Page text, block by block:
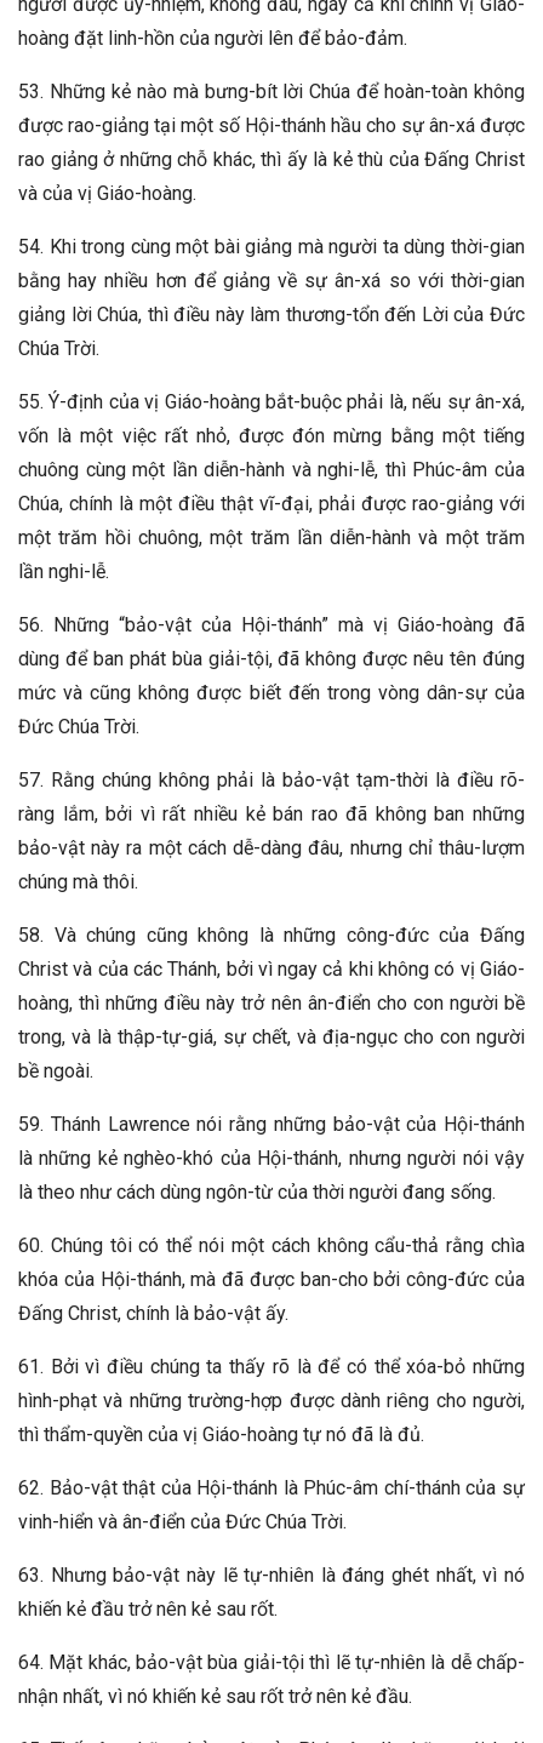
hoàng đặt linh-hồn của người lên để bảo-đảm.
53. Những kẻ nào mà bưng-bít lời Chúa để hoàn-toàn không
được rao-giảng tại một số Hội-thánh hầu cho sự ân-xá được
rao giảng ở những chỗ khác, thì ấy là kẻ thù của Đấng Christ
và của vị Giáo-hoàng.
54. Khi trong cùng một bài giảng mà người ta dùng thời-gian
bằng hay nhiều hơn để giảng về sự ân-xá so với thời-gian
giảng lời Chúa, thì điều này làm thương-tổn đến Lời của Đức
Chúa Trời.
55. Ý-định của vị Giáo-hoàng bắt-buộc phải là, nếu sự ân-xá,
vốn là một việc rất nhỏ, được đón mừng bằng một tiếng
chuông cùng một lần diễn-hành và nghi-lễ, thì Phúc-âm của
Chúa, chính là một điều thật vĩ-đại, phải được rao-giảng với
một trăm hồi chuông, một trăm lần diễn-hành và một trăm
lần nghi-lễ.
56. Những “bảo-vật của Hội-thánh” mà vị Giáo-hoàng đã
dùng để ban phát bùa giải-tội, đã không được nêu tên đúng
mức và cũng không được biết đến trong vòng dân-sự của
Đức Chúa Trời.
57. Rằng chúng không phải là bảo-vật tạm-thời là điều rõ-
ràng lắm, bởi vì rất nhiều kẻ bán rao đã không ban những
bảo-vật này ra một cách dễ-dàng đâu, nhưng chỉ thâu-lượm
chúng mà thôi.
58. Và chúng cũng không là những công-đức của Đấng
Christ và của các Thánh, bởi vì ngay cả khi không có vị Giáo-
hoàng, thì những điều này trở nên ân-điển cho con người bề
trong, và là thập-tự-giá, sự chết, và địa-ngục cho con người
bề ngoài.
59. Thánh Lawrence nói rằng những bảo-vật của Hội-thánh
là những kẻ nghèo-khó của Hội-thánh, nhưng người nói vậy
là theo như cách dùng ngôn-từ của thời người đang sống.
60. Chúng tôi có thể nói một cách không cẩu-thả rằng chìa
khóa của Hội-thánh, mà đã được ban-cho bởi công-đức của
Đấng Christ, chính là bảo-vật ấy.
61. Bởi vì điều chúng ta thấy rõ là để có thể xóa-bỏ những
hình-phạt và những trường-hợp được dành riêng cho người,
thì thẩm-quyền của vị Giáo-hoàng tự nó đã là đủ.
62. Bảo-vật thật của Hội-thánh là Phúc-âm chí-thánh của sự
vinh-hiển và ân-điển của Đức Chúa Trời.
63. Nhưng bảo-vật này lẽ tự-nhiên là đáng ghét nhất, vì nó
khiến kẻ đầu trở nên kẻ sau rốt.
64. Mặt khác, bảo-vật bùa giải-tội thì lẽ tự-nhiên là dễ chấp-
nhận nhất, vì nó khiến kẻ sau rốt trở nên kẻ đầu.